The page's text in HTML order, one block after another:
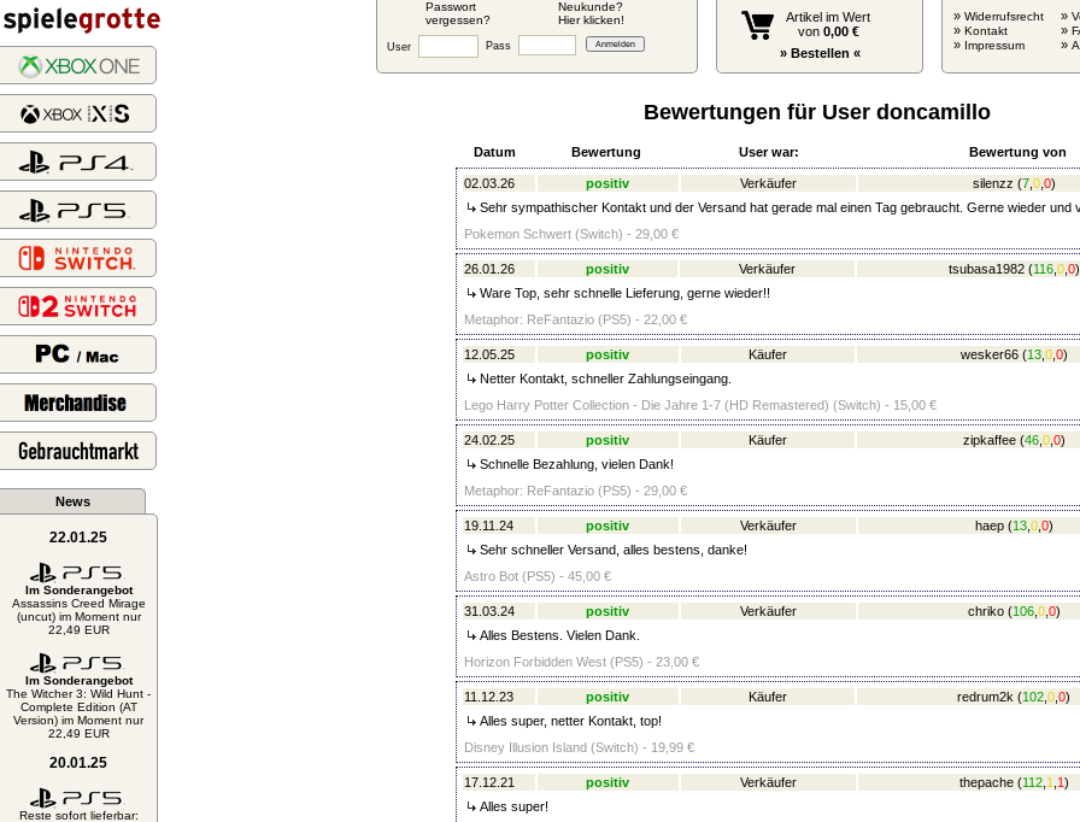
Passwort
vergessen?
Neukunde?
Hier klicken!
User Pass
Artikel im Wert
von 0,00 €
» Bestellen «
» Widerrufsrecht
» Kontakt
» Impressum
»
»
»
News
22.01.25
Im Sonderangebot
Assassins Creed Mirage
(uncut) im Moment nur
22,49 EUR
Im Sonderangebot
The Witcher 3: Wild Hunt -
Complete Edition (AT
Version) im Moment nur
22,49 EUR
20.01.25
Reste sofort lieferbar:
Bewertungen für User doncamillo
Datum Bewertung User war: Bewertung von
02.03.26 positiv Verkäufer silenzz (7 0 0)
Sehr sympathischer Kontakt und der Versand hat gerade mal einen Tag gebraucht. Gerne wieder und
Pokemon Schwert (Switch) - 29,00 €
26.01.26 positiv Verkäufer tsubasa1982 (116, 0, 0)
Ware Top, sehr schnelle Lieferung, gerne wieder!!
Metaphor: ReFantazio (PS5) - 22,00 €
12.05.25 positiv Käufer wesker66 (13, 0, 0)
Netter Kontakt, schneller Zahlungseingang.
Lego Harry Potter Collection - Die Jahre 1-7 (HD Remastered) (Switch) - 15,00 €
24.02.25 positiv Käufer zipkaffee (46, 0, 0)
Schnelle Bezahlung, vielen Dank!
Metaphor: ReFantazio (PS5) - 29,00 €
19.11.24 positiv Verkäufer haep (13 0 0)
Sehr schneller Versand, alles bestens, danke!
Astro Bot (PS5) - 45,00 €
31.03.24 positiv Verkäufer chriko (106 0 0)
Alles Bestens. Vielen Dank.
Horizon Forbidden West (PS5) - 23,00 €
11.12.23 positiv Käufer redrum2k (102 0 0)
Alles super, netter Kontakt, top!
Disney Illusion Island (Switch) - 19,99 €
17.12.21 positiv Verkäufer thepache (112 1 1)
Alles super!